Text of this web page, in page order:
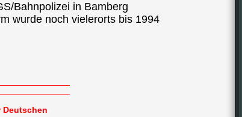
Bahnpolizei in Bamberg
wurde noch vielerorts bis 1994
Deutschen